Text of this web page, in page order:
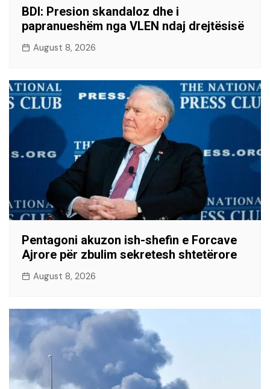
BDI: Presion skandaloz dhe i
papranueshëm nga VLEN ndaj drejtësisë
August 8, 2026
Pentagoni akuzon ish-shefin e Forcave
Ajrore për zbulim sekretesh shtetërore
August 8, 2026